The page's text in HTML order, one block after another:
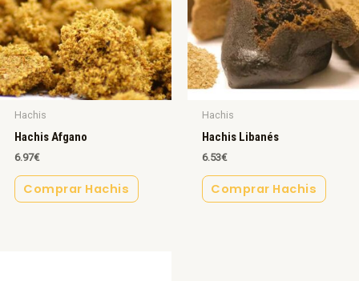
Hachis
Hachis Afgano
6.97€
Comprar Hachis
Hachis
Hachis Libanés
6.53€
Comprar Hachis